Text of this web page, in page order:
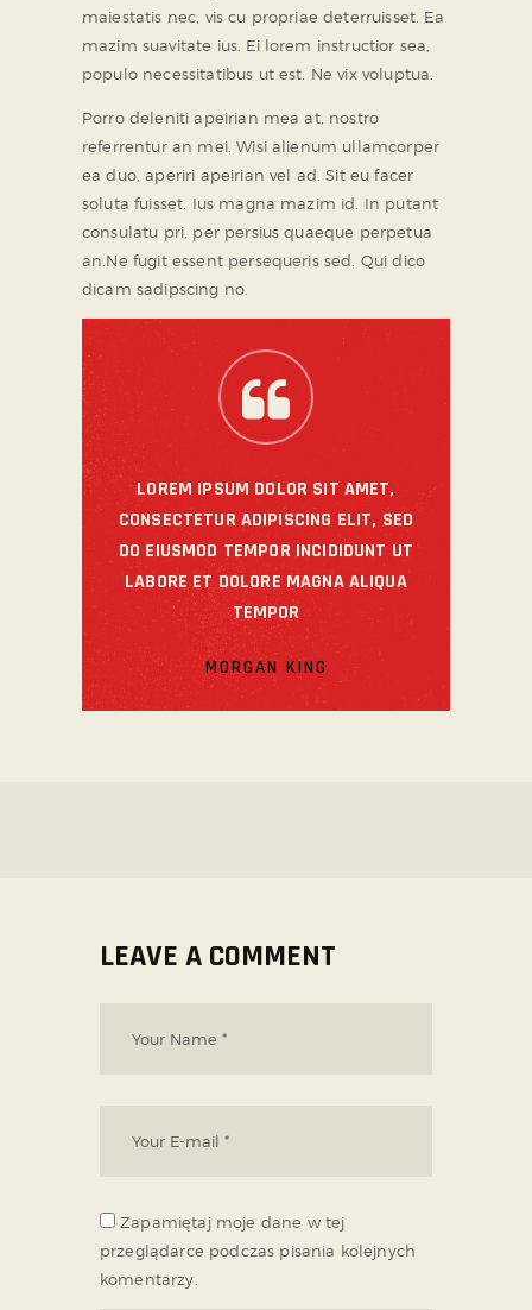
maiestatis nec, vis cu propriae deterruisset. Ea
mazim suavitate ius. Ei lorem instructior sea,
populo necessitatibus ut est. Ne vix voluptua.
Porro deleniti apeirian mea at, nostro
referrentur an mei. Wisi alienum ullamcorper
ea duo, aperiri apeirian vel ad. Sit eu facer
soluta fuisset. Ius magna mazim id. In putant
consulatu pri, per persius quaeque perpetua
an.Ne fugit essent persequeris sed. Qui dico
dicam sadipscing no.
LOREM IPSUM DOLOR SIT AMET,
CONSECTETUR ADIPISCING ELIT, SED
DO EIUSMOD TEMPOR INCIDIDUNT UT
LABORE ET DOLORE MAGNA ALIQUA
TEMPOR
MORGAN KING
LEAVE A COMMENT
Zapamiętaj moje dane w tej
przeglądarce podczas pisania kolejnych
komentarzy.